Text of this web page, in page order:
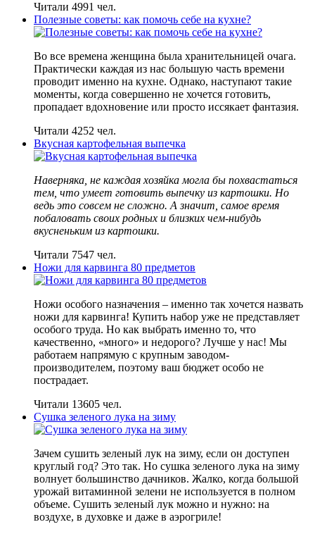
Читали 4991 чел.
Полезные советы: как помочь себе на кухне?
Во все времена женщина была хранительницей очага.
Практически каждая из нас большую часть времени
проводит именно на кухне. Однако, наступают такие
моменты, когда совершенно не хочется готовить,
пропадает вдохновение или просто иссякает фантазия.
Читали 4252 чел.
Вкусная картофельная выпечка
Наверняка, не каждая хозяйка могла бы похвастаться
тем, что умеет готовить выпечку из картошки. Но
ведь это совсем не сложно. А значит, самое время
побаловать своих родных и близких чем-нибудь
вкусненьким из картошки.
Читали 7547 чел.
Ножи для карвинга 80 предметов
Ножи особого назначения – именно так хочется назвать
ножи для карвинга! Купить набор уже не представляет
особого труда. Но как выбрать именно то, что
качественно, «много» и недорого? Лучше у нас! Мы
работаем напрямую с крупным заводом-
производителем, поэтому ваш бюджет особо не
пострадает.
Читали 13605 чел.
Сушка зеленого лука на зиму
Зачем сушить зеленый лук на зиму, если он доступен
круглый год? Это так. Но сушка зеленого лука на зиму
волнует большинство дачников. Жалко, когда большой
урожай витаминной зелени не используется в полном
объеме. Сушить зеленый лук можно и нужно: на
воздухе, в духовке и даже в аэрогриле!